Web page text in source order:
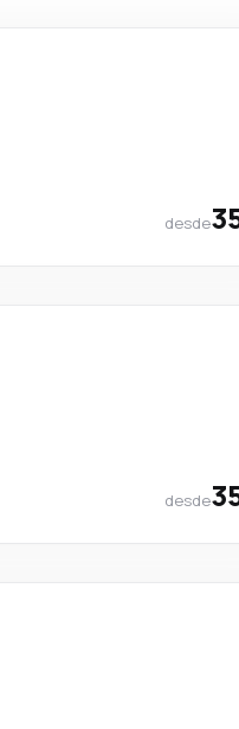
desde
desde